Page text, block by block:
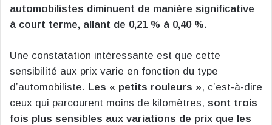
automobilistes diminuent de manière significative
à court terme, allant de 0,21 % à 0,40 %.
Une constatation intéressante est que cette
sensibilité aux prix varie en fonction du type
d’automobiliste. Les « petits rouleurs », c’est-à-dire
ceux qui parcourent moins de kilomètres, sont trois
fois plus sensibles aux variations de prix que les